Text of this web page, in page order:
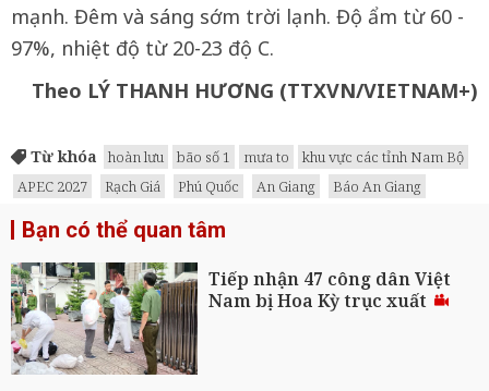
mạnh. Đêm và sáng sớm trời lạnh. Độ ẩm từ 60 -
97%, nhiệt độ từ 20-23 độ C.
Theo LÝ THANH HƯƠNG (TTXVN/VIETNAM+)
Từ khóa hoàn lưu bão số 1 mưa to
khu vực các tỉnh Nam Bộ
APEC 2027
Rạch Giá Phú Quốc An Giang Báo An Giang
Bạn có thể quan tâm
Tiếp nhận 47 công dân Việt
Nam bị Hoa Kỳ trục xuất